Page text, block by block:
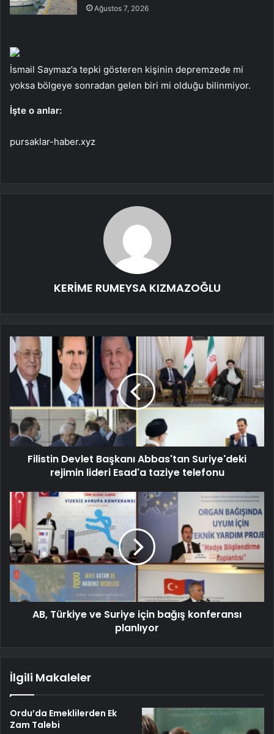
Ağustos 7, 2026
İsmail Saymaz’a tepki gösteren kişinin depremzede mi
yoksa bölgeye sonradan gelen biri mi olduğu bilinmiyor.
İşte o anlar:
pursaklar-haber.xyz
KERİME RUMEYSA KIZMAZOĞLU
Filistin Devlet Başkanı Abbas'tan Suriye'deki
rejimin lideri Esad'a taziye telefonu
AB, Türkiye ve Suriye için bağış konferansı
planlıyor
İlgili Makaleler
Ordu’da Emeklilerden Ek
Zam Talebi